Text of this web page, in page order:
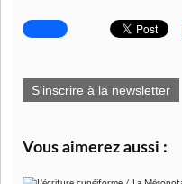
S'inscrire à la newsletter
Vous aimerez aussi :